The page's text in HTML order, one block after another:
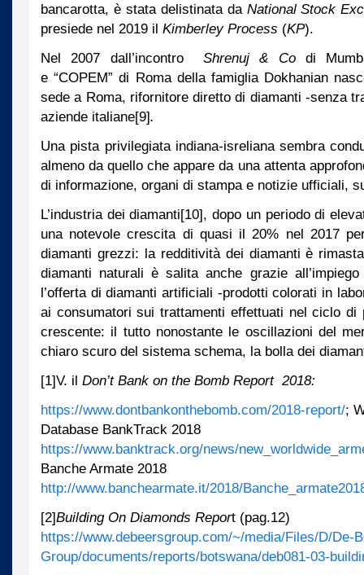
bancarotta, è stata delistinata da National Stock
presiede nel 2019 il Kimberley Process (KP).
Nel 2007 dall’incontroShrenuj & Co di
e “COPEM” di Roma della famiglia Dokhanian
sede a Roma, rifornitore diretto di diamanti -senza
aziende italiane[9].
Una pista privilegiata indiana-isreliana sembra
almeno da quello che appare da una attenta
di informazione, organi di stampa e notizie ufficiali,
L’industria dei diamanti[10], dopo un periodo di
una notevole crescita di quasi il 20% nel 2017
diamanti grezzi: la redditività dei diamanti è
diamanti naturali è salita anche grazie
l’offerta di diamanti artificiali -prodotti colorati in
ai consumatori sui trattamenti effettuati nel ciclo di
crescente: il tutto nonostante le oscillazioni del
chiaro scuro del sistema schema, la bolla dei
[1]V. il Don’t Bank on the Bomb Report 2018:
https://www.dontbankonthebomb.com/2018-report/;
Database BankTrack 2018
https://www.banktrack.org/news/
Banche Armate 2018
http://www.banchearmate.it/2018/
[2]Building On Diamonds Report (pag.12)
https://www.debeersgroup.com/~/media/Files/D/De-
Group/documents/reports/botswana/deb081-03-